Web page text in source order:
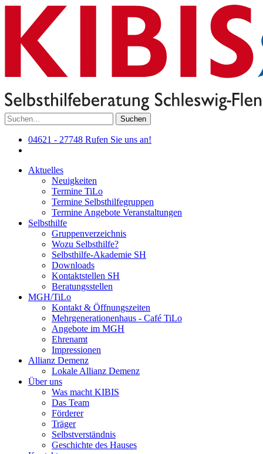
Suchen
04621 - 27748 Rufen Sie uns an!
Aktuelles
Neuigkeiten
Termine TiLo
Termine Selbsthilfegruppen
Termine Angebote Veranstaltungen
Selbsthilfe
Gruppenverzeichnis
Wozu Selbsthilfe?
Selbsthilfe-Akademie SH
Downloads
Kontaktstellen SH
Beratungsstellen
MGH/TiLo
Kontakt & Öffnungszeiten
Mehrgenerationenhaus - Café TiLo
Angebote im MGH
Ehrenamt
Impressionen
Allianz Demenz
Lokale Allianz Demenz
Über uns
Was macht KIBIS
Das Team
Förderer
Träger
Selbstverständnis
Geschichte des Hauses